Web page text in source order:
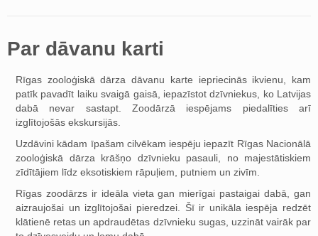
Par dāvanu karti
Rīgas zooloģiskā dārza dāvanu karte iepriecinās ikvienu, kam
patīk pavadīt laiku svaigā gaisā, iepazīstot dzīvniekus, ko Latvijas
dabā nevar sastapt. Zoodārzā iespējams piedalīties arī
izglītojošās ekskursijās.
Uzdāvini kādam īpašam cilvēkam iespēju iepazīt Rīgas Nacionālā
zooloģiskā dārza krāšņo dzīvnieku pasauli, no majestātiskiem
zīdītājiem līdz eksotiskiem rāpuļiem, putniem un zivīm.
Rīgas zoodārzs ir ideāla vieta gan mierīgai pastaigai dabā, gan
aizraujošai un izglītojošai pieredzei. Šī ir unikāla iespēja redzēt
klātienē retas un apdraudētas dzīvnieku sugas, uzzināt vairāk par